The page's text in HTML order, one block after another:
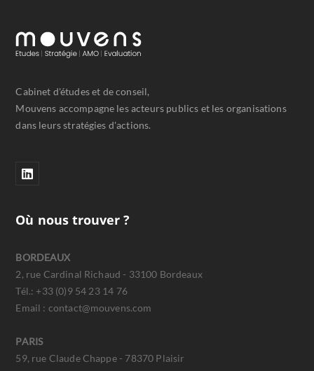
Cabinet d'études et de conseil,
Mouvens accompagne les acteurs publics et les organisations
dans leurs stratégies d'actions.
Où nous trouver ?
BORDEAUX
2, rue Cardinal Richaud - 33100 Bordeaux
Tél.: +33 (0)9 54 23 14 76
Email : contact@mouvens.com
PARIS
59, rue Claude Chappe - 78370 Plaisir